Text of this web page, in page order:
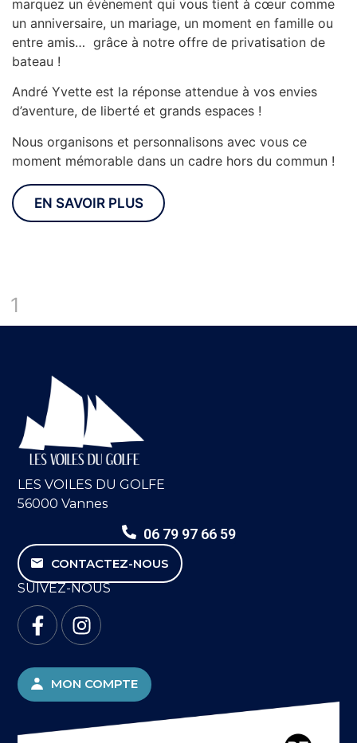
marquez un évènement qui vous tient à cœur comme
un anniversaire, un mariage, un moment en famille ou
entre amis… grâce à notre offre de privatisation de
bateau !
André Yvette est la réponse attendue à vos envies
d’aventure, de liberté et grands espaces !
Nous organisons et personnalisons avec vous ce
moment mémorable dans un cadre hors du commun !
EN SAVOIR PLUS
1
LES VOILES DU GOLFE
56000 Vannes
06 79 97 66 59
CONTACTEZ-NOUS
SUIVEZ-NOUS
MON COMPTE